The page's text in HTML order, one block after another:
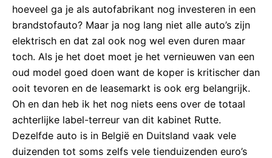
hoeveel ga je als autofabrikant nog investeren in een
brandstofauto? Maar ja nog lang niet alle auto’s zijn
elektrisch en dat zal ook nog wel even duren maar
toch. Als je het doet moet je het vernieuwen van een
oud model goed doen want de koper is kritischer dan
ooit tevoren en de leasemarkt is ook erg belangrijk.
Oh en dan heb ik het nog niets eens over de totaal
achterlijke label-terreur van dit kabinet Rutte.
Dezelfde auto is in België en Duitsland vaak vele
duizenden tot soms zelfs vele tienduizenden euro’s